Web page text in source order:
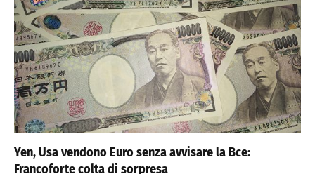
Yen, Usa vendono Euro senza avvisare la Bce:
Francoforte colta di sorpresa